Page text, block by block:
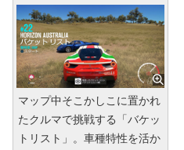
マップ中そこかしこに置かれ
たクルマで挑戦する「バケッ
トリスト」。車種特性を活か